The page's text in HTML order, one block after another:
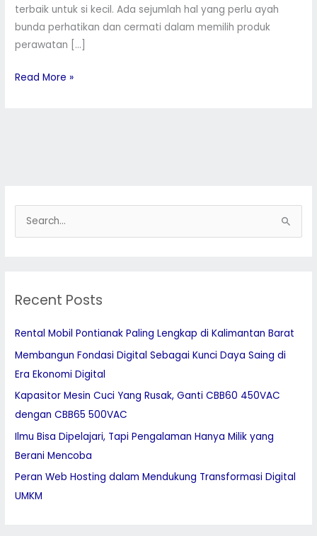
terbaik untuk si kecil. Ada sejumlah hal yang perlu ayah
bunda perhatikan dan cermati dalam memilih produk
perawatan […]
Read More »
e
c
f
o
r
:
Recent Posts
Rental Mobil Pontianak Paling Lengkap di Kalimantan Barat
Membangun Fondasi Digital Sebagai Kunci Daya Saing di
Era Ekonomi Digital
Kapasitor Mesin Cuci Yang Rusak, Ganti CBB60 450VAC
dengan CBB65 500VAC
Ilmu Bisa Dipelajari, Tapi Pengalaman Hanya Milik yang
Berani Mencoba
Peran Web Hosting dalam Mendukung Transformasi Digital
UMKM